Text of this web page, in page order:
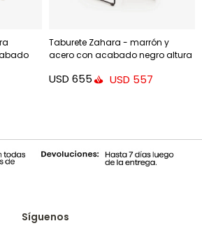
Taburete Zahara - marrón y
acero con acabado negro altura
USD 655 USD 557
Síguenos